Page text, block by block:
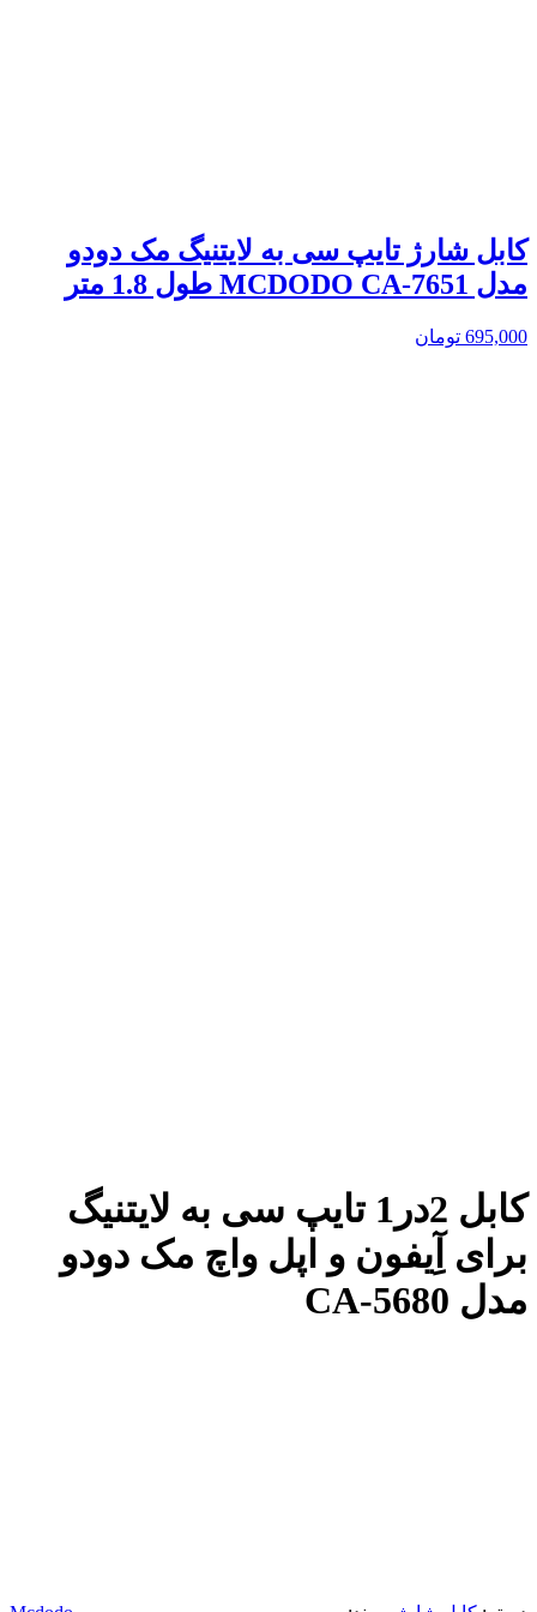
کابل شارژ تایپ سی به لایتنیگ مک دودو
مدل MCDODO CA-7651 طول 1.8 متر
695,000 تومان
کابل 2در1 تایپ سی به لایتنیگ
برای آِیفون و اپل واچ مک دودو
مدل CA-5680